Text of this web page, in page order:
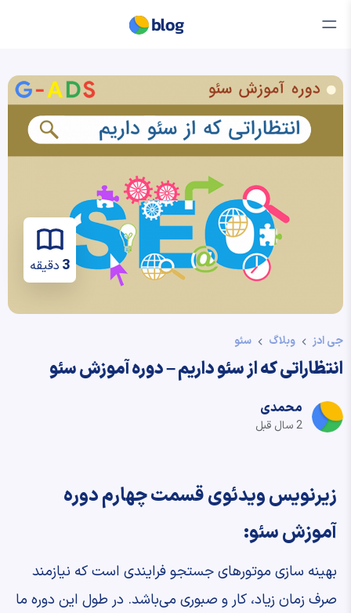
3 دقیقه
جی ادز وبلاگ سئو
انتظاراتی که از سئو داریم – دوره آموزش سئو
محمدی
2 سال قبل
زیرنویس ویدئوی قسمت چهارم دوره
آموزش سئو:
بهینه سازی موتورهای جستجو فرایندی است که نیازمند
صرف زمان زیاد، کار و صبوری می‌باشد. در طول این دوره ما